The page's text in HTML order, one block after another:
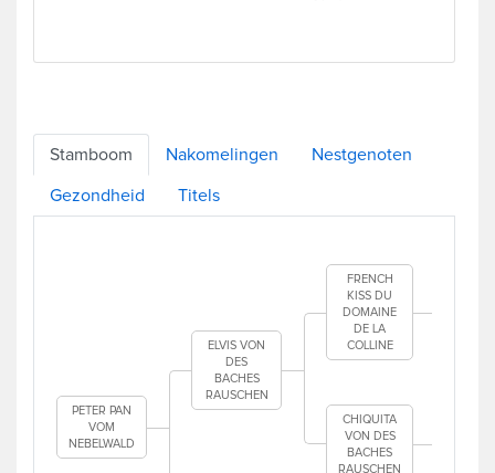
Stamboom Nakomelingen Nestgenoten
Gezondheid Titels
PETER PAN
VOM
NEBELWALD
ELVIS VON
DES
BACHES
RAUSCHEN
FRENCH
KISS DU
DOMAINE
DE LA
COLLINE
CHIQUITA
VON DES
BACHES
RAUSCHEN